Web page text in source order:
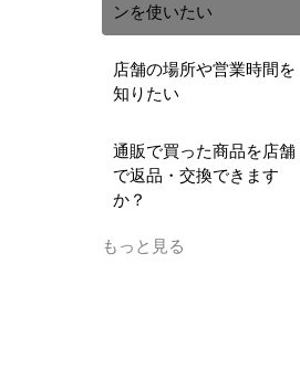
ンを使いたい
店舗の場所や営業時間を
知りたい
通販で買った商品を店舗
で返品・交換できます
か？
もっと見る